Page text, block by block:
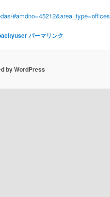
パーマリンク
by WordPress